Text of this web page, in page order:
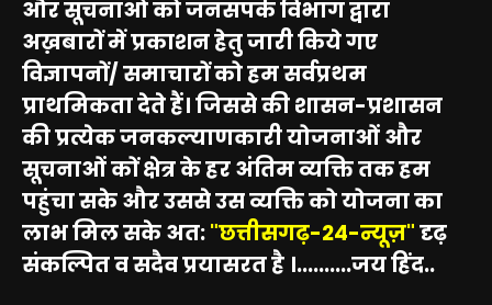
और सूचनाओं को जनसंपर्क विभाग द्वारा
अख़बारों में प्रकाशन हेतु जारी किये गए
विज्ञापनों/ समाचारों को हम सर्वप्रथम
प्राथमिकता देते हैं। जिससे की शासन-प्रशासन
की प्रत्येक जनकल्याणकारी योजनाओं और
सूचनाओं कों क्षेत्र के हर अंतिम व्यक्ति तक हम
पहुंचा सके और उससे उस व्यक्ति को योजना का
लाभ मिल सके अत:"छत्तीसगढ़-24-न्यूज़"दृढ़
संकल्पित व सदैव प्रयासरत है ।..........जय हिंद..